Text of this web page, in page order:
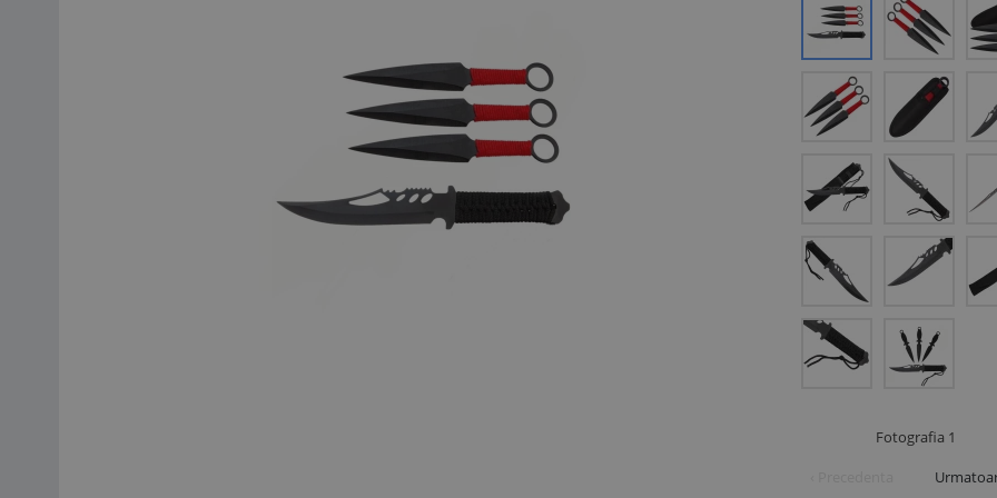
Fotografia 1